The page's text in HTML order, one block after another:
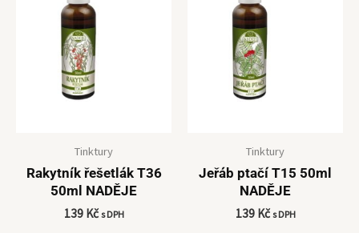
Tinktury
Rakytník řešetlák T36
50ml NADĚJE
139 Kč s DPH
Tinktury
Jeřáb ptačí T15 50ml
NADĚJE
139 Kč s DPH